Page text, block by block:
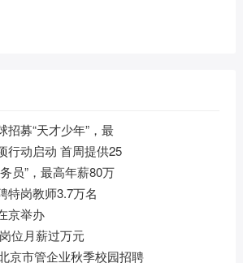
招募“天才少年”，最
行动启动 首周提供25
员”，最高年薪80万
特岗教师3.7万名
京举办
位月薪过万元
京市管企业秋季校园招聘